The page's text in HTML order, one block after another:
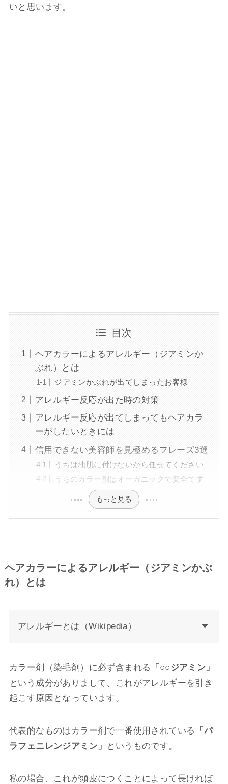
いと思います。
目次
ヘアカラーによるアレルギー（ジアミンか
ぶれ）とは
ジアミンかぶれが出てしまったお客様
アレルギー反応が出た時の対策
アレルギー反応が出てしまってもヘアカラ
ーがしたいときには
信用できない美容師を見極めるフレーズ3選
うちは地肌に付けないから任せてください
うちのカラー剤はオーガニックで安全です
もっと見る
ヘアカラーによるアレルギー（ジアミンかぶ
れ）とは
アレルギーとは（Wikipedia）
カラー剤（染毛剤）に必ず含まれる
「○○ジアミン」
という成分がありまして、これがアレルギーを引き
起こす原因となっています。
代表的なものはカラー剤で一番使用されている
「パ
ラフェニレンジアミン」
というものです。
私の場合、これが頭皮につくことによって長ければ